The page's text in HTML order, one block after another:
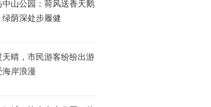
中山公园：荷风送香天鹅
绿荫深处步履健
天晴，市民游客纷纷出游
海岸浪漫